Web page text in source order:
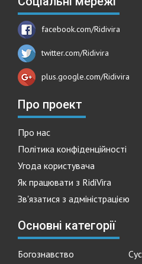
facebook.com/Ridivira
twitter.com/Ridivira
plus.google.com/Ridivira
Про проект
Про нас
Політика конфіденційності
Угода користувача
Як працювати з RidiVira
Зв'язатися з адміністрацією
Основні категорії
Богознавство